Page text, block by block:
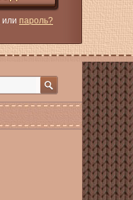
или пароль?